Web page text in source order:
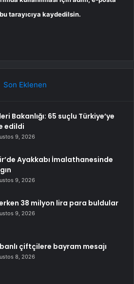
tarayıcıya kaydedilsin.
Son Eklenen
Bakanlığı: 65 suçlu Türkiye’ye
edildi
9, 2026
Ayakkabı İmalathanesinde
9, 2026
38 milyon lira para buldular
9, 2026
çiftçilere bayram mesajı
8, 2026